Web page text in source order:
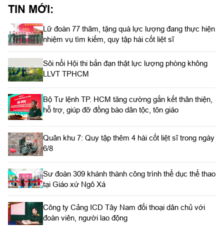
TIN MỚI:
Lữ đoàn 77 thăm, tặng quà lực lượng đang thực hiện
nhiệm vụ tìm kiếm, quy tập hài cốt liệt sĩ
Sôi nổi Hội thi bắn đạn thật lực lượng phòng không
LLVT TPHCM
Bộ Tư lệnh TP. HCM tăng cường gắn kết thân thiện,
hỗ trợ, giúp đỡ đồng bào dân tộc, tôn giáo
Quân khu 7: Quy tập thêm 4 hài cốt liệt sĩ trong ngày
6/8
Sư đoàn 309 khánh thành công trình thể dục thể thao
tại Giáo xứ Ngô Xá
Công ty Cảng ICD Tây Nam đối thoại dân chủ với
đoàn viên, người lao động